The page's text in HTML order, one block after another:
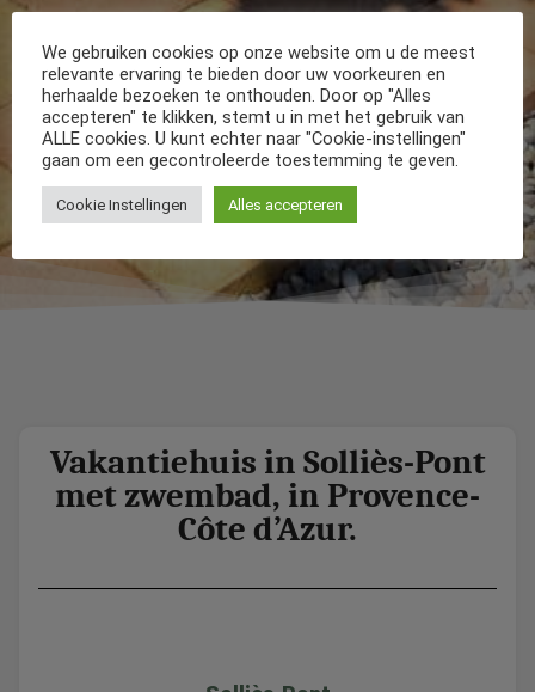
Vakantiehuis in Solliès-Pont
met zwembad, in Provence-
Côte d’Azur.
We gebruiken cookies op onze website om u de meest
relevante ervaring te bieden door uw voorkeuren en
herhaalde bezoeken te onthouden. Door op "Alles
accepteren" te klikken, stemt u in met het gebruik van
ALLE cookies. U kunt echter naar "Cookie-instellingen"
gaan om een gecontroleerde toestemming te geven.
Cookie Instellingen Alles accepteren